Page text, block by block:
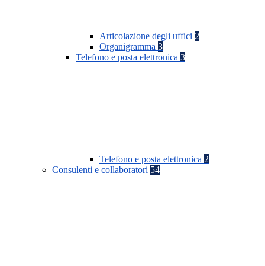
Articolazione degli uffici 2
Organigramma 3
Telefono e posta elettronica 3
Telefono e posta elettronica 2
Consulenti e collaboratori 54